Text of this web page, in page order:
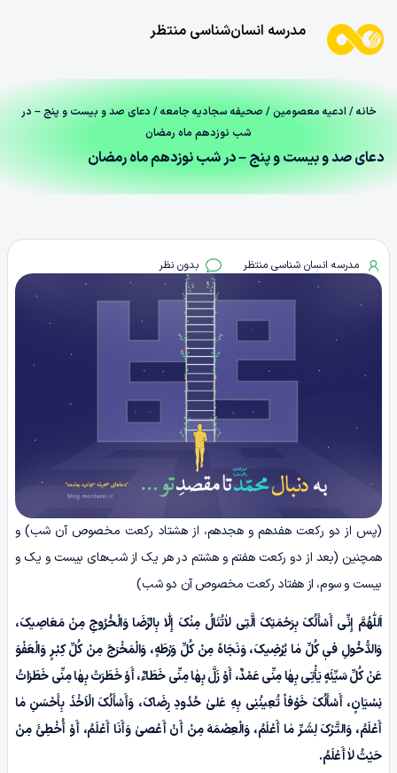
مدرسه انسان‌شناسی منتظر
خانه/ ادعیه معصومین/ صحیفه سجادیه جامعه/ دعای صد و بیست‌ و پنج – در
شب نوزدهم ماه رمضان
دعای صد و بیست‌ و پنج – در شب نوزدهم ماه رمضان
مدرسه انسان شناسی منتظر بدون نظر
(پس از دو رکعت هفدهم و هجدهم، از هشتاد رکعت مخصوص آن شب) و
همچنین (بعد از دو رکعت هفتم و هشتم در هر یک از شب‌های بیست و یک و
بیست و سوم، از هفتاد رکعت مخصوص آن دو شب)
اَللّٰهُمَّ إِنِّی أَسْأَلُکَ بِرَحْمَتِکَ الَّتِی لاٰتُنَالُ مِنْکَ إِلّٰا بِالرِّضَا وَالْخُرُوجِ مِنْ مَعَاصِیکَ،
وَالدُّخُولِ فیٖ کُلِّ مٰا یُرْضِیکَ، وَنَجَاهً مِنْ کُلِّ وَرْطَهٍ، وَالْمَخْرَجَ مِنْ کُلِّ کِبْـرٍ وَالْعَفْوَ
عَنْ کُلِّ سَیِّئَهٍ یَأْتِی بِهٰا مِنِّی عَمْدٌ، أَوْ زَلَّ بِهٰا مِنِّی خَطَاءٌ، أَوْ خَطَرَتْ بِهٰا مِنِّی خَطَرَاتُ
نِسْیَانٍ، أَسْأَلُکَ خَوْفاً تُعِینُنِی بِهِ عَلیٰ حُدُودِ رِضَاکَ، وَأَسْأَلُکَ الْاَخْذَ بِأَحْسَنِ مٰا
أَعْلَمُ، وَالتَّـرْکَ لِشَـرِّ مٰا أَعْلَمُ، وَالْعِصْمَهَ مِنْ أَنْ أَعْصیٰ وَأَنَا أَعْلَمُ، أَوْ أُخْطِئَ مِنْ
حَیْثُ لاٰ أَعْلَمُ.